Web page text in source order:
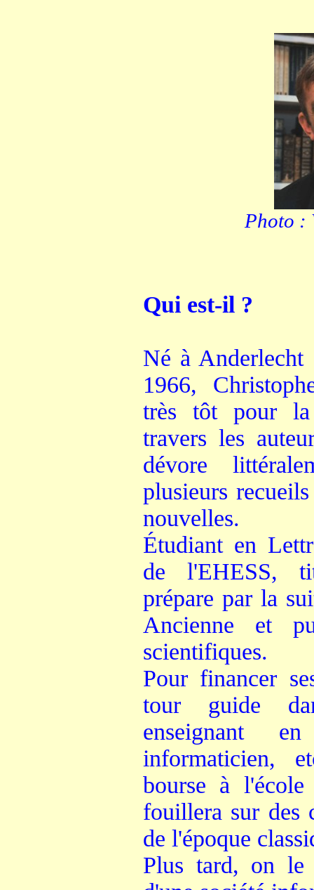
Photo :
Qui est-il ?
Né à
1966,
très tôt pour la
travers les
dévore
plusieurs
nouvelles.
Étudiant en
de l'EHESS,
prépare par la
Ancienne et
scientifiques.
Pour financer
tour guide
enseignant
informaticien,
bourse à
fouillera sur des
de l'époque
Plus tard, on le